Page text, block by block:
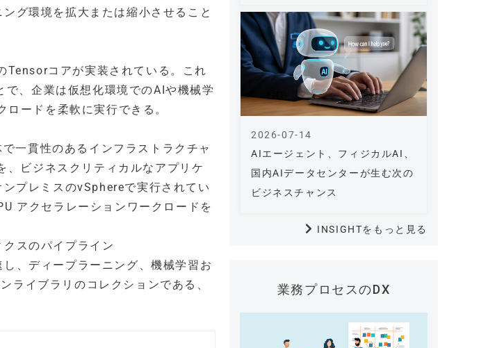
グ環境を拡大または縮小させること
Tensorコアが実装されている。これ
、企業は仮想化環境でのAIや機械学
ードを柔軟に実行できる。
一貫性のあるインフラストラクチャ
ビジネスクリティカルなアプリケ
プレミスのvSphereで実行されてい
アクセラレーションワークロードを
スのパイプライン
、ディープラーニング、機械学習お
ライブラリのコレクションである、
AIエージェント、フィジカルAI、
国内AIデータセンターが生む次の
ビジネスチャンス
2026-07-14
INSIGHTをもっと見る
業務プロセスのDX